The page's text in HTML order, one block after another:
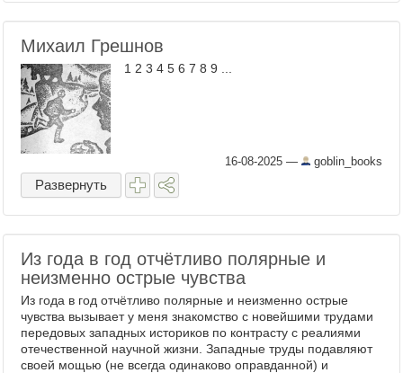
Михаил Грешнов
1 2 3 4 5 6 7 8 9 ...
16-08-2025 — goblin_books
Развернуть
Из года в год отчётливо полярные и
неизменно острые чувства
Из года в год отчётливо полярные и неизменно острые
чувства вызывает у меня знакомство с новейшими трудами
передовых западных историков по контрасту с реалиями
отечественной научной жизни. Западные труды подавляют
своей мощью (не всегда одинаково оправданной) и